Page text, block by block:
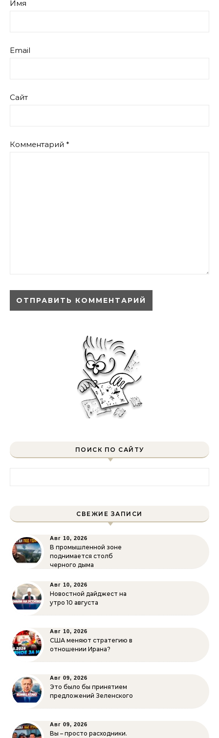
Имя
Email
Сайт
Комментарий *
ПОИСК ПО САЙТУ
СВЕЖИЕ ЗАПИСИ
Авг 10, 2026
В промышленной зоне
поднимается столб
черного дыма
Авг 10, 2026
Новостной дайджест на
утро 10 августа
Авг 10, 2026
США меняют стратегию в
отношении Ирана?
Авг 09, 2026
Это было бы принятием
предложений Зеленского
Авг 09, 2026
Вы – просто расходники.